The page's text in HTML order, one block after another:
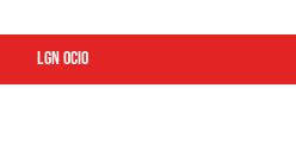
LGN ocio